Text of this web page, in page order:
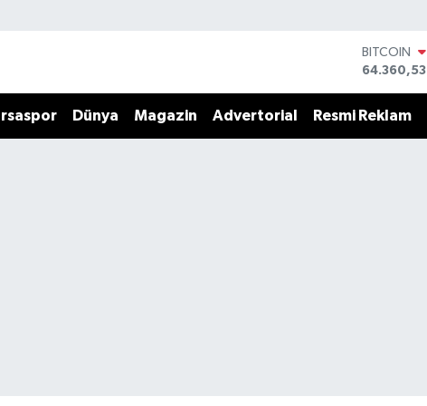
BITCOIN
64.360,53
47,7069
Dünya Magazin Advertorial Resmi Reklam